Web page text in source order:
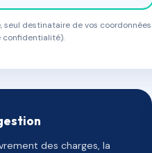
destinataire de vos
confidentialité).
des charges, la